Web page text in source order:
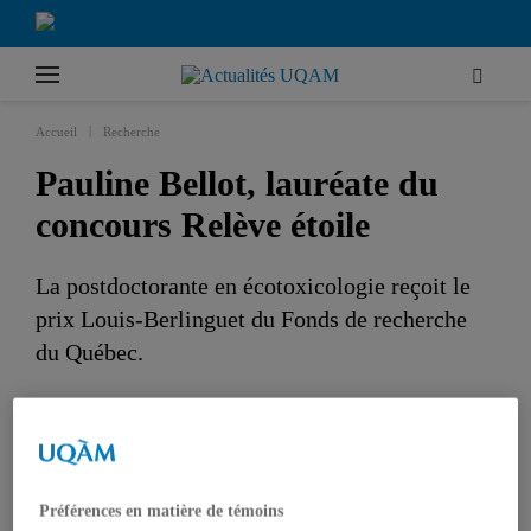
Accueil Recherche
Pauline Bellot, lauréate du
concours Relève étoile
La postdoctorante en écotoxicologie reçoit le
prix Louis-Berlinguet du Fonds de recherche
du Québec.
SCIENCES
Préférences en matière de témoins